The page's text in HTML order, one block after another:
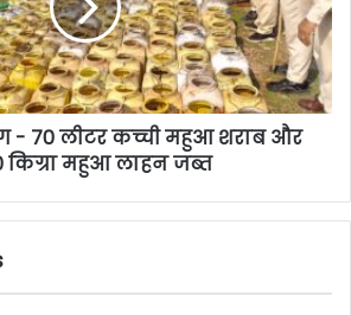
- 70 लीटर कच्ची महुआ शराब और
किग्रा महुआ लाहन जब्त